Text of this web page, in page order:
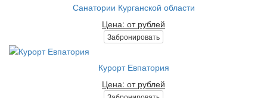
Санатории Курганской области
Цена: от рублей
Забронировать
Курорт Евпатория
Цена: от рублей